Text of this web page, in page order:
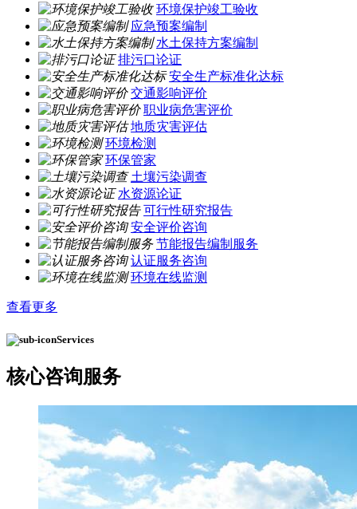
环境保护竣工验收
应急预案编制
水土保持方案编制
排污口论证
安全生产标准化达标
交通影响评价
职业病危害评价
地质灾害评估
环境检测
环保管家
土壤污染调查
水资源论证
可行性研究报告
安全评价咨询
节能报告编制服务
认证服务咨询
环境在线监测
查看更多
Services
核心咨询服务